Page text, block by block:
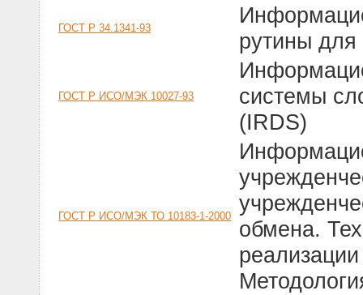
ГОСТ Р 34.1341-93
рутины
ГОСТ Р ИСО/МЭК 10027-93
системы
(IRDS)
ГОСТ Р ИСО/МЭК ТО 10183-1-2000
обмена.